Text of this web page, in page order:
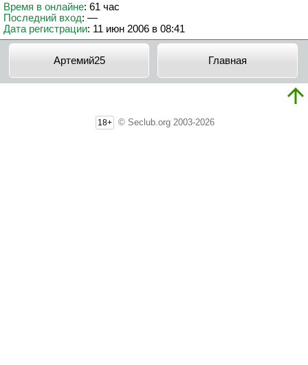
Время в онлайне: 61 час
Последний вход: —
Дата регистрации: 11 июн 2006 в 08:41
Apтeмий25 Главная
18+ © Seclub.org 2003-2026